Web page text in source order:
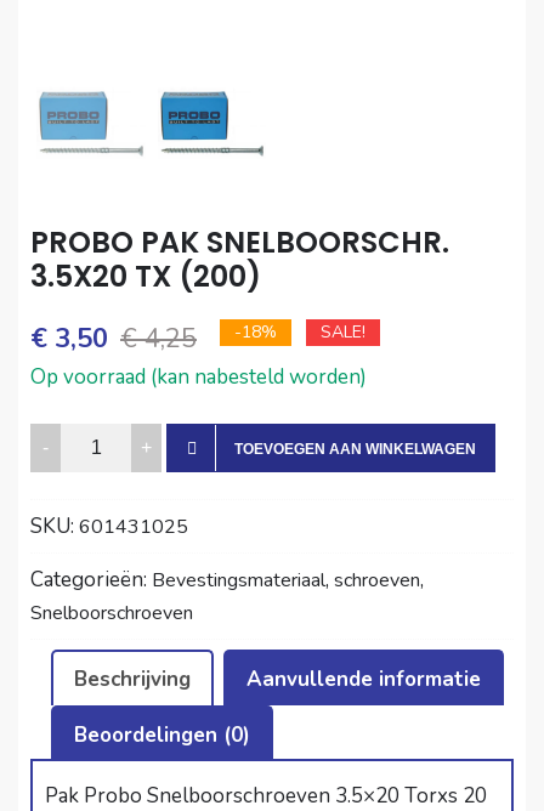
PROBO PAK SNELBOORSCHR.
3.5X20 TX (200)
€4,25Oorspronkelijke
prijs
was:
€ 4,25.
€ 3,50
Huidige
prijs
is:
€ 3,50.
-18% SALE!
Op voorraad (kan nabesteld worden)
PROBO
PAK
3.5X20
TX
(200)
TOEVOEGEN AAN WINKELWAGEN
SKU: 601431025
Categorieën: Bevestingsmateriaal, schroeven,
Snelboorschroeven
Beschrijving
Aanvullende informatie
Beoordelingen (0)
Pak Probo Snelboorschroeven 3.5×20 Torxs 20